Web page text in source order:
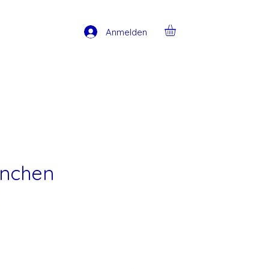
Anmelden